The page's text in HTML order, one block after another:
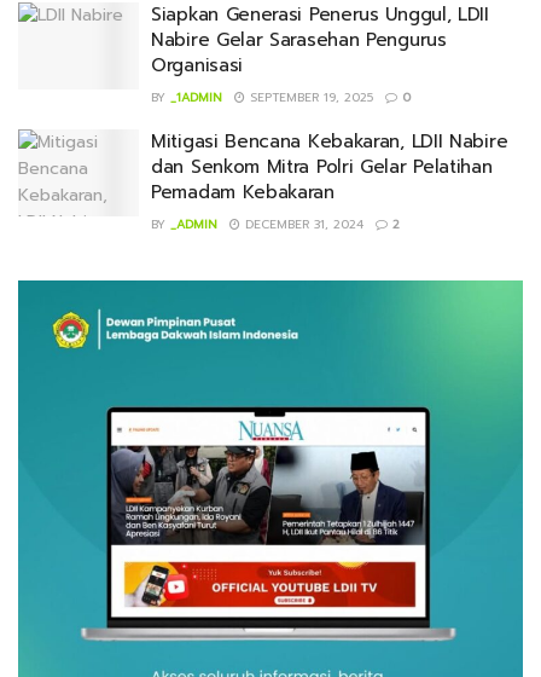
Siapkan Generasi Penerus Unggul, LDII
Nabire Gelar Sarasehan Pengurus
Organisasi
BY _1ADMIN SEPTEMBER 19, 2025 0
Mitigasi Bencana Kebakaran, LDII Nabire
dan Senkom Mitra Polri Gelar Pelatihan
Pemadam Kebakaran
BY _ADMIN DECEMBER 31, 2024 2